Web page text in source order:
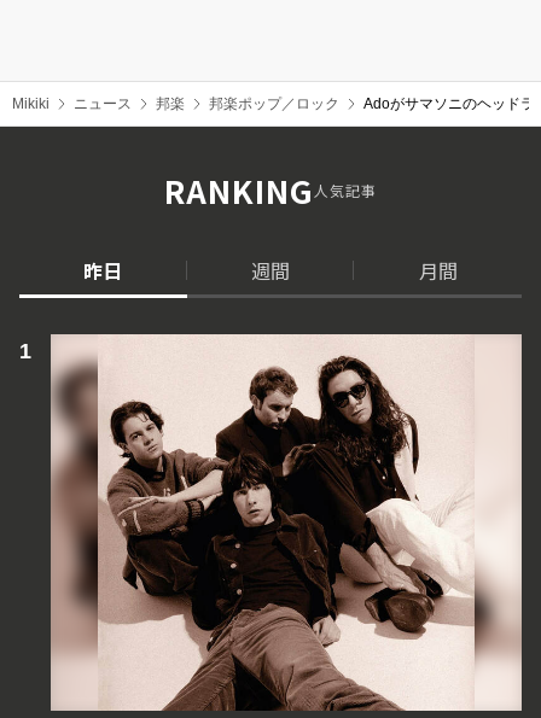
Mikiki ニュース 邦楽 邦楽ポップ／ロック Adoがサマソニのヘッド
RANKING人気記事
昨日 週間 月間